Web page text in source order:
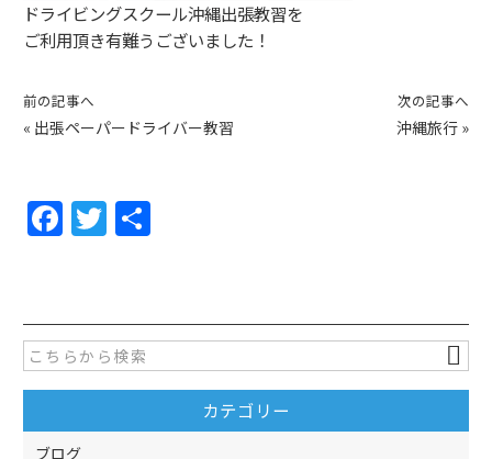
ドライビングスクール沖縄出張教習を
ご利用頂き有難うございました！
前の記事へ
« 出張ペーパードライバー教習
次の記事へ
沖縄旅行 »
F
a
e
b
o
o
T
w
er
カテゴリー
ブログ